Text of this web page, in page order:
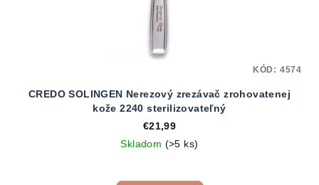
CREDO SOLINGEN Nerezový zrezávač zrohovatenej
kože 2240 sterilizovateľný
€21,99
Skladom (>5 ks)
KÓD: 4574